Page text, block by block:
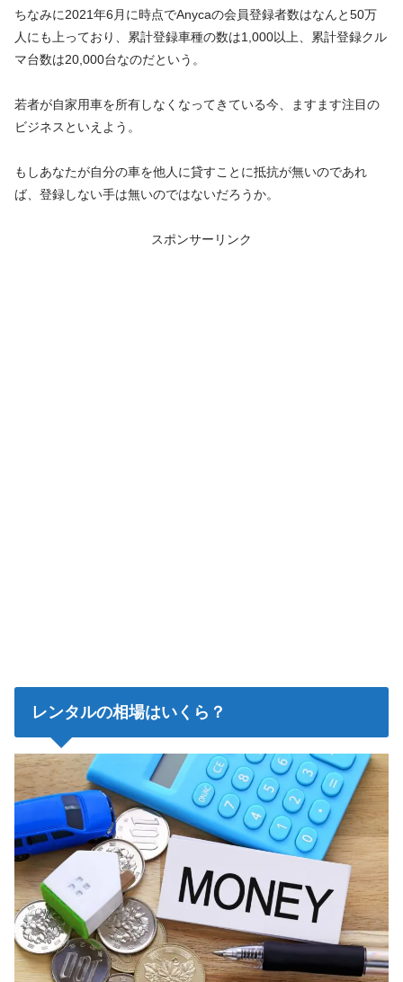
ちなみに2021年6月に時点でAnycaの会員登録者数はなんと50万
人にも上っており、累計登録車種の数は1,000以上、累計登録クル
マ台数は20,000台なのだという。
若者が自家用車を所有しなくなってきている今、ますます注目の
ビジネスといえよう。
もしあなたが自分の車を他人に貸すことに抵抗が無いのであれ
ば、登録しない手は無いのではないだろうか。
スポンサーリンク
レンタルの相場はいくら？